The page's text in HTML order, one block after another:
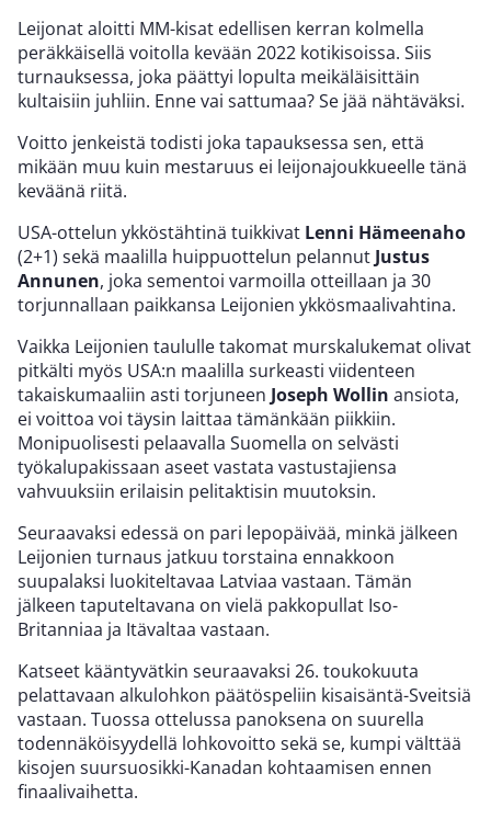
Leijonat aloitti MM-kisat edellisen kerran kolmella
peräkkäisellä voitolla kevään 2022 kotikisoissa. Siis
turnauksessa, joka päättyi lopulta meikäläisittäin
kultaisiin juhliin. Enne vai sattumaa? Se jää nähtäväksi.
Voitto jenkeistä todisti joka tapauksessa sen, että
mikään muu kuin mestaruus ei leijonajoukkueelle tänä
keväänä riitä.
USA-ottelun ykköstähtinä tuikkivat Lenni Hämeenaho
(2+1) sekä maalilla huippuottelun pelannut Justus
Annunen, joka sementoi varmoilla otteillaan ja 30
torjunnallaan paikkansa Leijonien ykkösmaalivahtina.
Vaikka Leijonien taululle takomat murskalukemat olivat
pitkälti myös USA:n maalilla surkeasti viidenteen
takaiskumaaliin asti torjuneen Joseph Wollin ansiota,
ei voittoa voi täysin laittaa tämänkään piikkiin.
Monipuolisesti pelaavalla Suomella on selvästi
työkalupakissaan aseet vastata vastustajiensa
vahvuuksiin erilaisin pelitaktisin muutoksin.
Seuraavaksi edessä on pari lepopäivää, minkä jälkeen
Leijonien turnaus jatkuu torstaina ennakkoon
suupalaksi luokiteltavaa Latviaa vastaan. Tämän
jälkeen taputeltavana on vielä pakkopullat Iso-
Britanniaa ja Itävaltaa vastaan.
Katseet kääntyvätkin seuraavaksi 26. toukokuuta
pelattavaan alkulohkon päätöspeliin kisaisäntä-Sveitsiä
vastaan. Tuossa ottelussa panoksena on suurella
todennäköisyydellä lohkovoitto sekä se, kumpi välttää
kisojen suursuosikki-Kanadan kohtaamisen ennen
finaalivaihetta.